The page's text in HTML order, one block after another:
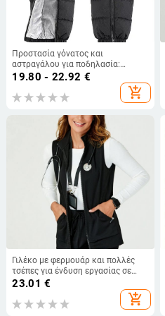
Προστασία γόνατος και
αστραγάλου για ποδηλασία:
ζεσταίνουσα προστασία για
μοτοσικλέτες, προστασία από
γυναίκες φθινοπωρο-χειμώνα
19.80 - 22.92 €
add_shopping_cart
Γιλέκο με φερμουάρ και πολλές
τσέπες για ένδυση εργασίας σε
κέντρα ομορφιάς και καταστήματα
ζώων, χωρίς μανίκια, στάσιμος
γιακά, πολυεστέρας με σπάντεξ,
23.01 €
add_shopping_cart